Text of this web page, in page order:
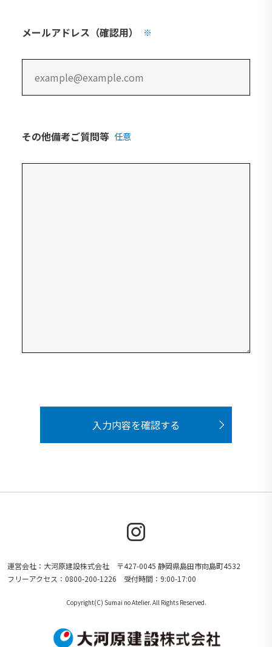
メールアドレス（確認用） ※
その他備考ご質問等 任意
入力内容を確認する
運営会社：大河原建設株式会社 〒427-0045 静岡県島田市向島町4532
フリーアクセス：0800-200-1226 受付時間：9:00-17:00
Copyright(C) Sumai no Atelier. All Rights Reserved.